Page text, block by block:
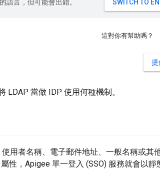
語言，但可能會出錯。
這對你有幫助嗎？
提
LDAP 當做 IDP 使用何種機制。
用者名稱、電子郵件地址、一般名稱或其
性，Apigee 單一登入 (SSO) 服務就會以靜